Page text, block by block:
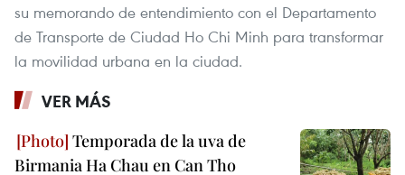
su memorando de entendimiento con el Departamento
de Transporte de Ciudad Ho Chi Minh para transformar
la movilidad urbana en la ciudad.
VER MÁS
Temporada de la uva de
Birmania Ha Chau en Can Tho